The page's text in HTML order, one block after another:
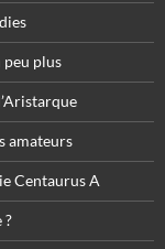
peu plus
amateurs
Centaurus A
?